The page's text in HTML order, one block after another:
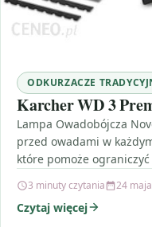
ODKURZACZE
Karcher WD 3
Lampa Owadobójcza
przed owadami w
które pomoże
3 minuty czytania 24
Czytaj więcej